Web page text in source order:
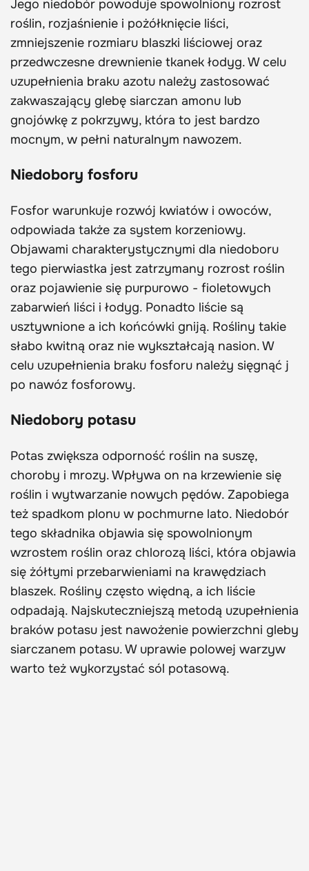
Jego niedobór powoduje spowolniony rozrost
roślin, rozjaśnienie i pożółknięcie liści,
zmniejszenie rozmiaru blaszki liściowej oraz
przedwczesne drewnienie tkanek łodyg. W celu
uzupełnienia braku azotu należy zastosować
zakwaszający glebę siarczan amonu lub
gnojówkę z pokrzywy, która to jest bardzo
mocnym, w pełni naturalnym nawozem.
Niedobory fosforu
Fosfor warunkuje rozwój kwiatów i owoców,
odpowiada także za system korzeniowy.
Objawami charakterystycznymi dla niedoboru
tego pierwiastka jest zatrzymany rozrost roślin
oraz pojawienie się purpurowo - fioletowych
zabarwień liści i łodyg. Ponadto liście są
usztywnione a ich końcówki gniją. Rośliny takie
słabo kwitną oraz nie wykształcają nasion. W
celu uzupełnienia braku fosforu należy sięgnąć j
po nawóz fosforowy.
Niedobory potasu
Potas zwiększa odporność roślin na suszę,
choroby i mrozy. Wpływa on na krzewienie się
roślin i wytwarzanie nowych pędów. Zapobiega
też spadkom plonu w pochmurne lato. Niedobór
tego składnika objawia się spowolnionym
wzrostem roślin oraz chlorozą liści, która objawia
się żółtymi przebarwieniami na krawędziach
blaszek. Rośliny często więdną, a ich liście
odpadają. Najskuteczniejszą metodą uzupełnienia
braków potasu jest nawożenie powierzchni gleby
siarczanem potasu. W uprawie polowej warzyw
warto też wykorzystać sól potasową.